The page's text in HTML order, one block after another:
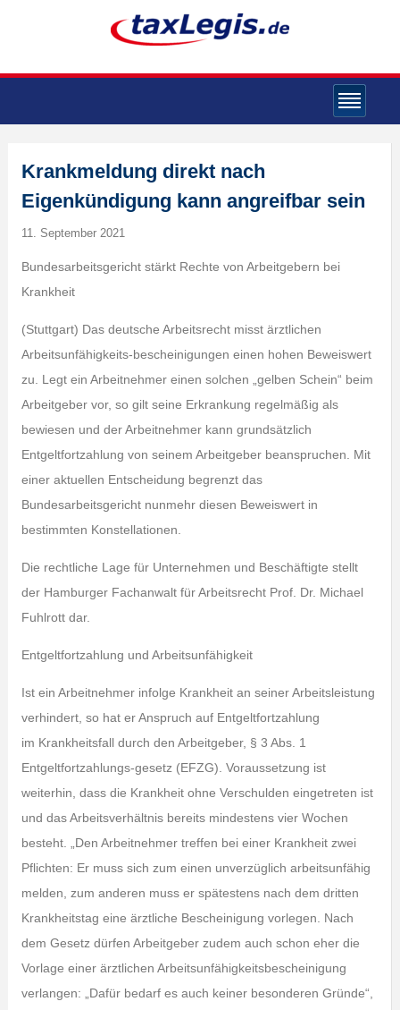
Krankmeldung direkt nach
Eigenkündigung kann angreifbar sein
11. September 2021
Bundesarbeitsgericht stärkt Rechte von Arbeitgebern bei
Krankheit
(Stuttgart) Das deutsche Arbeitsrecht misst ärztlichen
Arbeitsunfähigkeits-bescheinigungen einen hohen Beweiswert
zu. Legt ein Arbeitnehmer einen solchen „gelben Schein“ beim
Arbeitgeber vor, so gilt seine Erkrankung regelmäßig als
bewiesen und der Arbeitnehmer kann grundsätzlich
Entgeltfortzahlung von seinem Arbeitgeber beanspruchen. Mit
einer aktuellen Entscheidung begrenzt das
Bundesarbeitsgericht nunmehr diesen Beweiswert in
bestimmten Konstellationen.
Die rechtliche Lage für Unternehmen und Beschäftigte stellt
der Hamburger Fachanwalt für Arbeitsrecht Prof. Dr. Michael
Fuhlrott dar.
Entgeltfortzahlung und Arbeitsunfähigkeit
Ist ein Arbeitnehmer infolge Krankheit an seiner Arbeitsleistung
verhindert, so hat er Anspruch auf Entgeltfortzahlung
im Krankheitsfall durch den Arbeitgeber, § 3 Abs. 1
Entgeltfortzahlungs-gesetz (EFZG). Voraussetzung ist
weiterhin, dass die Krankheit ohne Verschulden eingetreten ist
und das Arbeitsverhältnis bereits mindestens vier Wochen
besteht. „Den Arbeitnehmer treffen bei einer Krankheit zwei
Pflichten: Er muss sich zum einen unverzüglich arbeitsunfähig
melden, zum anderen muss er spätestens nach dem dritten
Krankheitstag eine ärztliche Bescheinigung vorlegen. Nach
dem Gesetz dürfen Arbeitgeber zudem auch schon eher die
Vorlage einer ärztlichen Arbeitsunfähigkeitsbescheinigung
verlangen: „Dafür bedarf es auch keiner besonderen Gründe“,